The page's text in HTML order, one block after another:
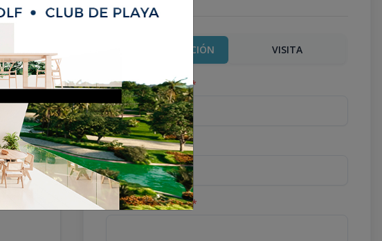
MÁS INFORMACIÓN VISITA
Nombre completo*
Teléfono*
Correo Electrónico*